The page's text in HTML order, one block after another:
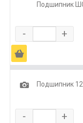
Подшипник
- +
Ä
1
Подшипник
- +